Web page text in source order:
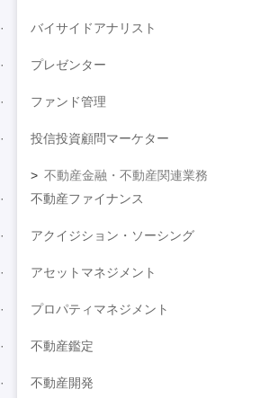
バイサイドアナリスト
プレゼンター
ファンド管理
投信投資顧問マーケター
不動産金融・不動産関連業務
不動産ファイナンス
アクイジション・ソーシング
アセットマネジメント
プロパティマネジメント
不動産鑑定
不動産開発